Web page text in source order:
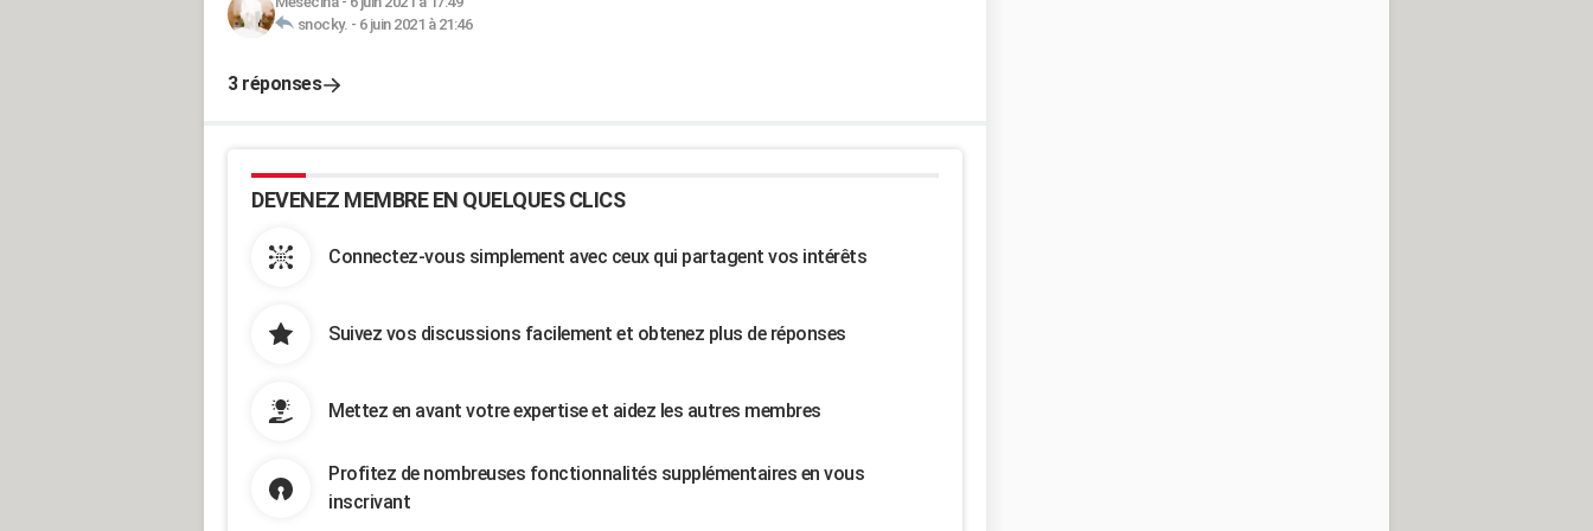
snocky. - 6 juin 2021 à 21:46
3 réponses
DEVENEZ MEMBRE EN QUELQUES CLICS
Connectez-vous simplement avec ceux qui partagent vos intérêts
Suivez vos discussions facilement et obtenez plus de réponses
Mettez en avant votre expertise et aidez les autres membres
Profitez de nombreuses fonctionnalités supplémentaires en vous
inscrivant